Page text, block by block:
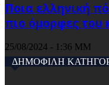
Ποια ελληνική
πιο όμορφες του
25/08/2024 - 1:36 ΜΜ
ΔΗΜΟΦΙΛΗ